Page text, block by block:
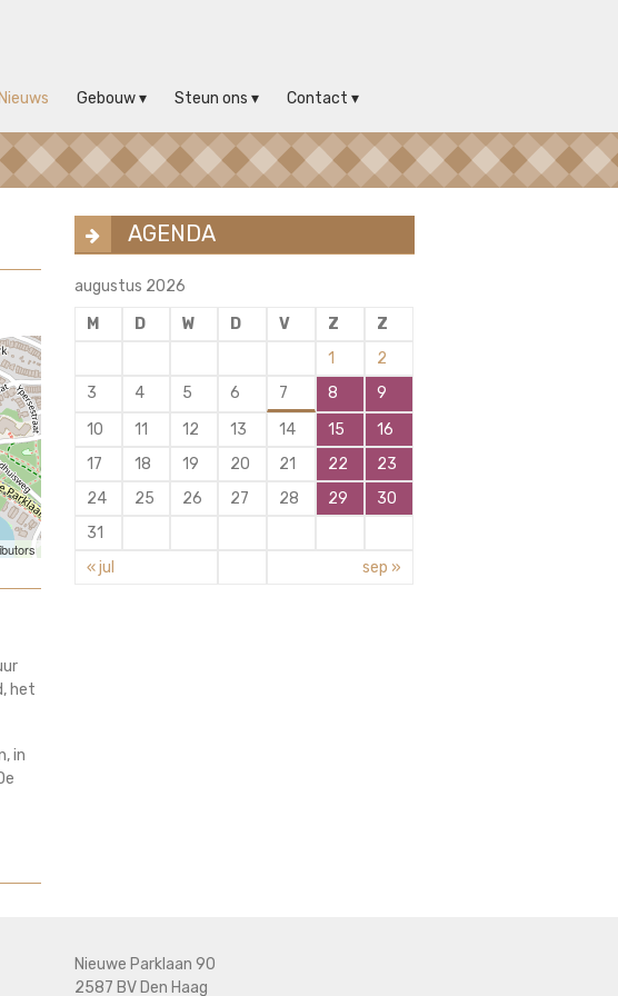
Nieuws Gebouw Steun ons Contact
het
in
AGENDA
augustus 2026
M
D W D V Z
Z
1
2
3
4 5 6 7 8
9
10
11 12 13 14 15
16
17
18 19 20 21 22
23
24
25 26 27 28 29
30
31
« jul
sep »
Nieuwe Parklaan 90
2587 BV Den Haag